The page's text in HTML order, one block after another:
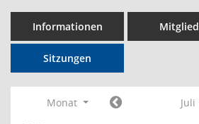
Informationen
Sitzungen
Monat
Juli